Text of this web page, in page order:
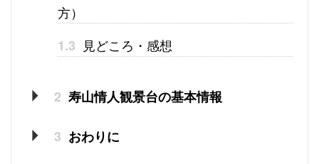
方）
1.3 見どころ・感想
2 寿山情人観景台の基本情報
3 おわりに